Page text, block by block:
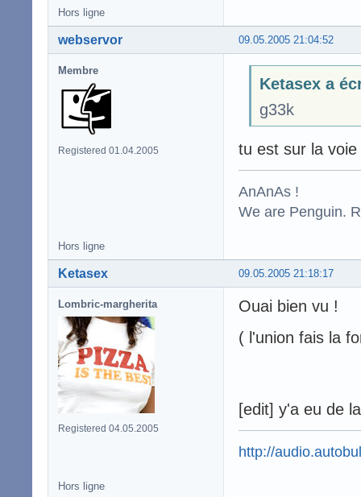
Hors ligne
09.05.2005 21:04:52
webservor
Membre
Registered 01.04.2005
Ketasex a
g33k
tu est sur la
AnAnAs !
We are Penguin.
Hors ligne
09.05.2005 21:18:17
Ketasex
Lombric-margherita
Registered 04.05.2005
Ouai bien vu !
( l'union fais la
[edit] y'a eu de
http://
Hors ligne